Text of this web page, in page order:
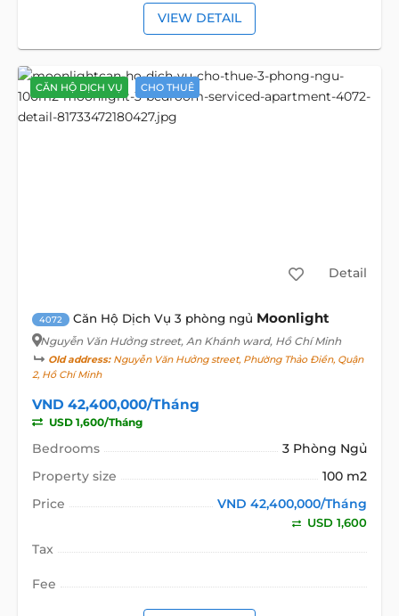
VIEW DETAIL
CĂN HỘ DỊCH VỤ CHO THUÊ
Detail
4072 Căn Hộ Dịch Vụ 3 phòng ngủ Moonlight
Nguyễn Văn Hưởng street, An Khánh ward, Hồ Chí Minh
Old address:Nguyễn Văn Hưởng street, Phường Thảo Điền, Quận
2, Hồ Chí Minh
VND 42,400,000/Tháng
USD 1,600/Tháng
Bedrooms
3 Phòng Ngủ
Property size
100 m2
Price
VND 42,400,000/Tháng
USD 1,600
Tax
Fee